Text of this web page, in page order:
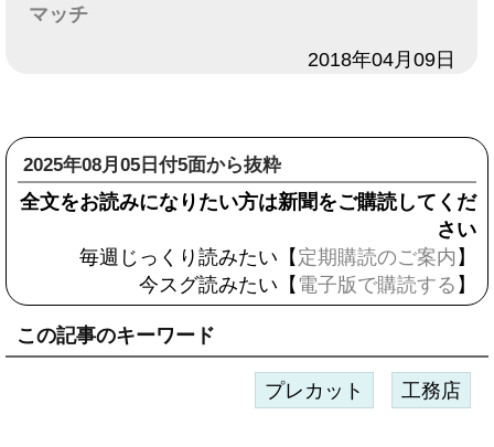
マッチ
2018年04月09日
2025年08月05日付5面から抜粋
全文をお読みになりたい方は新聞をご購読してくだ
さい
毎週じっくり読みたい【 定期購読のご案内 】
今スグ読みたい【 電子版で購読する 】
この記事のキーワード
プレカット 工務店